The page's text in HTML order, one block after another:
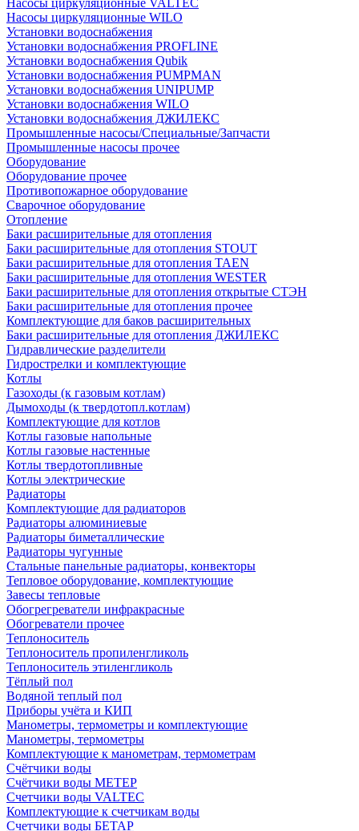
Насосы циркуляционные VALTEC
Насосы циркуляционные WILO
Установки водоснабжения
Установки водоснабжения PROFLINE
Установки водоснабжения Qubik
Установки водоснабжения PUMPMAN
Установки водоснабжения UNIPUMP
Установки водоснабжения WILO
Установки водоснабжения ДЖИЛЕКС
Промышленные насосы/Специальные/Запчасти
Промышленные насосы прочее
Оборудование
Оборудование прочее
Противопожарное оборудование
Сварочное оборудование
Отопление
Баки расширительные для отопления
Баки расширительные для отопления STOUT
Баки расширительные для отопления TAEN
Баки расширительные для отопления WESTER
Баки расширительные для отопления открытые СТЭН
Баки расширительные для отопления прочее
Комплектующие для баков расширительных
Баки расширительные для отопления ДЖИЛЕКС
Гидравлические разделители
Гидрострелки и комплектующие
Котлы
Газоходы (к газовым котлам)
Дымоходы (к твердотопл.котлам)
Комплектующие для котлов
Котлы газовые напольные
Котлы газовые настенные
Котлы твердотопливные
Котлы электрические
Радиаторы
Комплектующие для радиаторов
Радиаторы алюминиевые
Радиаторы биметаллические
Радиаторы чугунные
Стальные панельные радиаторы, конвекторы
Тепловое оборудование, комплектующие
Завесы тепловые
Обогрегреватели инфракрасные
Обогреватели прочее
Теплоноситель
Теплоноситель пропиленгликоль
Теплоноситель этиленгликоль
Тёплый пол
Водяной теплый пол
Приборы учёта и КИП
Манометры, термометры и комплектующие
Манометры, термометры
Комплектующие к манометрам, термометрам
Счётчики воды
Счётчики воды МЕТЕР
Счетчики воды VALTEC
Комплектующие к счетчикам воды
Счетчики воды БЕТАР